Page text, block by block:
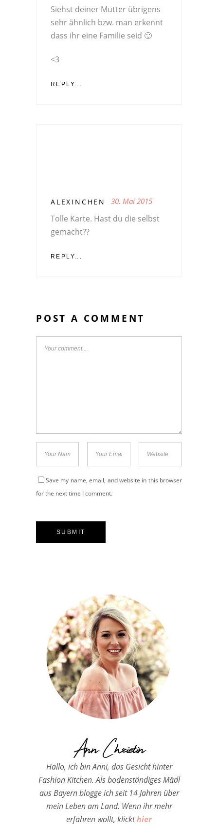
Siehst deiner Mutter übrigens
sehr ähnlich bzw. man erkennt
dass ihr eine Familie seid 🙂
<3
REPLY...
ALEXINCHEN 30. Mai 2015
Tolle Karte. Hast du die selbst
gemacht??
REPLY...
POST A COMMENT
Save my name, email, and website in this browser
for the next time I comment.
Ann Christin
Hallo, ich bin Anni, das Gesicht hinter
Fashion Kitchen. Als bodenständiges Mädl
aus Bayern blogge ich seit 14 Jahren über
mein Leben am Land. Wenn ihr mehr
erfahren wollt, klickthier